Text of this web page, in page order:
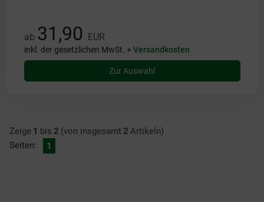
ab 31,90 EUR
inkl. der gesetzlichen MwSt. +Versandkosten
Zur Auswahl
Zeige 1 bis 2 (von insgesamt 2 Artikeln)
Seiten:
1